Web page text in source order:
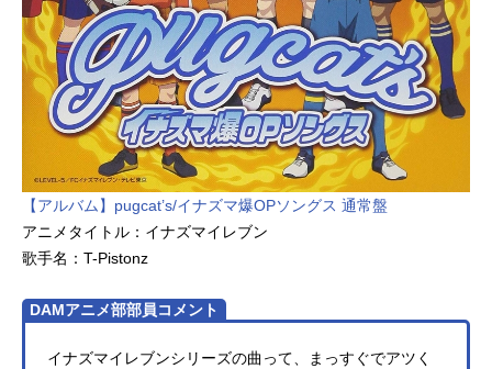
放送形態劇場版アニメシリーズONEP
IECEスケジュール2022年8月6日
（土）キャストモンキー・D・ルフ
ィ：田中真弓ロロノア・ゾロ：中井
和哉ナミ：岡村明美ウソップ：山口
勝平サンジ：平田広明トニートニ
ー・チョッパー：大谷育江ニコ・ロ
ビン：山口由里子フランキー：矢尾
一樹ブルック：チョージンベエ：宝
亀克寿ウタ：名塚佳織／Adoゴード
ッキー・...
【アルバム】pugcat’s/イナズマ爆OPソングス 通常盤
アニメタイトル：イナズマイレブン
歌手名：T-Pistonz
DAMアニメ部部員コメント
イナズマイレブンシリーズの曲って、まっすぐでアツく